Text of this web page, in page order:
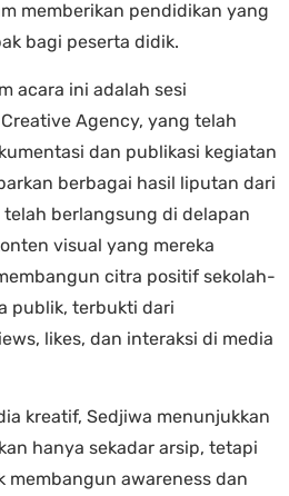
memberikan pendidikan yang
bagi peserta didik.
acara ini adalah sesi
Agency, yang telah
dan publikasi kegiatan
berbagai hasil liputan dari
berlangsung di delapan
visual yang mereka
citra positif sekolah-
publik, terbukti dari
likes, dan interaksi di media
kreatif, Sedjiwa menunjukkan
hanya sekadar arsip, tetapi
awareness dan